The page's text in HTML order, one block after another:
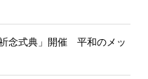
念式典」開催 平和のメッ